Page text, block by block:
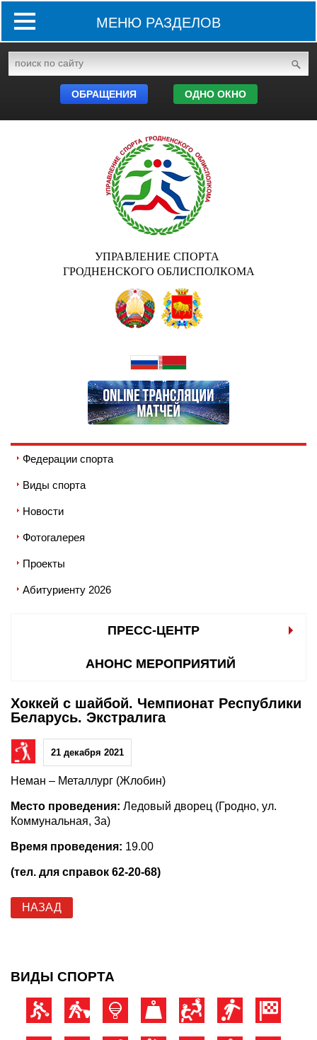
МЕНЮ РАЗДЕЛОВ
ОБРАЩЕНИЯ ОДНО ОКНО
УПРАВЛЕНИЕ СПОРТА
ГРОДНЕНСКОГО ОБЛИСПОЛКОМА
Федерации спорта
Виды спорта
Новости
Фотогалерея
Проекты
Абитуриенту 2026
ПРЕСС-ЦЕНТР
АНОНС МЕРОПРИЯТИЙ
Хоккей с шайбой. Чемпионат Республики
Беларусь. Экстралига
21 декабря 2021
Неман – Металлург (Жлобин)
Место проведения: Ледовый дворец (Гродно, ул.
Коммунальная, 3а)
Время проведения: 19.00
(тел. для справок 62-20-68)
НАЗАД
ВИДЫ СПОРТА